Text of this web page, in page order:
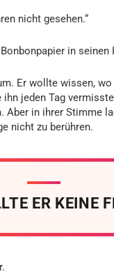
nicht gesehen.“
in seinen
Er wollte wissen,
ihn jeden Tag
Aber in ihrer Stimme
nicht zu berühren.
ER KEINE